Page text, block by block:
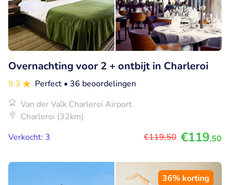
Overnachting voor 2 + ontbijt in Charleroi
9.3 Perfect • 36 beoordelingen
Van der Valk Charleroi Airport
Charleroi (32km)
Verkocht: 3
€119,50 €119,50
36% korting